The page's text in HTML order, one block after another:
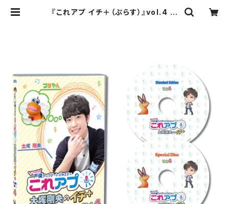
『これアプ イチ＋（ぷらす）』vol.4 デ